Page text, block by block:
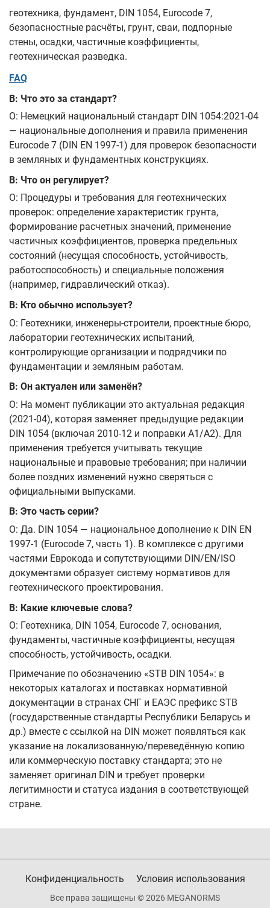
геотехника, фундамент, DIN 1054, Eurocode 7,
безопасностные расчёты, грунт, сваи, подпорные
стены, осадки, частичные коэффициенты,
геотехническая разведка.
FAQ
В: Что это за стандарт?
О: Немецкий национальный стандарт DIN 1054:2021-04
— национальные дополнения и правила применения
Eurocode 7 (DIN EN 1997-1) для проверок безопасности
в земляных и фундаментных конструкциях.
В: Что он регулирует?
О: Процедуры и требования для геотехнических
проверок: определение характеристик грунта,
формирование расчетных значений, применение
частичных коэффициентов, проверка предельных
состояний (несущая способность, устойчивость,
работоспособность) и специальные положения
(например, гидравлический отказ).
В: Кто обычно использует?
О: Геотехники, инженеры-строители, проектные бюро,
лаборатории геотехнических испытаний,
контролирующие организации и подрядчики по
фундаментации и земляным работам.
В: Он актуален или заменён?
О: На момент публикации это актуальная редакция
(2021-04), которая заменяет предыдущие редакции
DIN 1054 (включая 2010-12 и поправки A1/A2). Для
применения требуется учитывать текущие
национальные и правовые требования; при наличии
более поздних изменений нужно сверяться с
официальными выпусками.
В: Это часть серии?
О: Да. DIN 1054 — национальное дополнение к DIN EN
1997-1 (Eurocode 7, часть 1). В комплексе с другими
частями Еврокода и сопутствующими DIN/EN/ISO
документами образует систему нормативов для
геотехнического проектирования.
В: Какие ключевые слова?
О: Геотехника, DIN 1054, Eurocode 7, основания,
фундаменты, частичные коэффициенты, несущая
способность, устойчивость, осадки.
Примечание по обозначению «STB DIN 1054»: в
некоторых каталогах и поставках нормативной
документации в странах СНГ и ЕАЭС префикс STB
(государственные стандарты Республики Беларусь и
др.) вместе с ссылкой на DIN может появляться как
указание на локализованную/переведённую копию
или коммерческую поставку стандарта; это не
заменяет оригинал DIN и требует проверки
легитимности и статуса издания в соответствующей
стране.
Конфиденциальность Условия использования
Все права защищены © 2026 MEGANORMS